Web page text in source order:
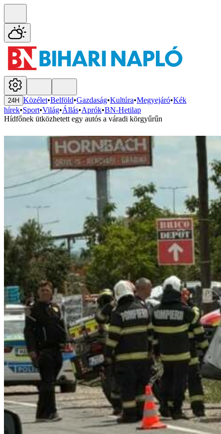
24H Közélet•Belföld•Gazdaság•Kultúra•Megyejáró•Kék
hírek•Sport•Világ•Állás•Aprók•BN-Hetilap
Hídfőnek ütközhetett egy autós a váradi körgyűrűn